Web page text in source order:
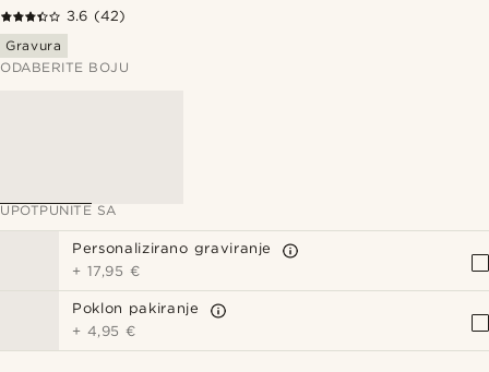
3.6 (42)
Gravura
ODABERITE BOJU
UPOTPUNITE SA
Personalizirano graviranje
+ 17,95 €
Poklon pakiranje
+ 4,95 €